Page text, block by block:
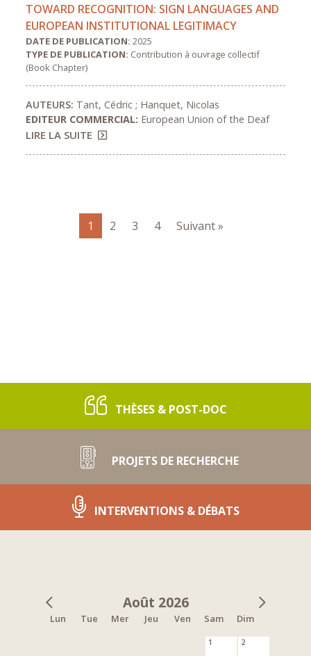
TOWARD RECOGNITION: SIGN LANGUAGES AND
EUROPEAN INSTITUTIONAL LEGITIMACY
DATE DE PUBLICATION:2025
TYPE DE PUBLICATION: Contribution à ouvrage collectif
(Book Chapter)
AUTEURS: Tant, Cédric ; Hanquet, Nicolas
EDITEUR COMMERCIAL: European Union of the Deaf
LIRE LA SUITE
1 2 3 4 Suivant »
THÈSES & POST-DOC
PROJETS DE RECHERCHE
INTERVENTIONS & DÉBATS
Août 2026
Lun Tue Mer Jeu Ven Sam Dim
1 2